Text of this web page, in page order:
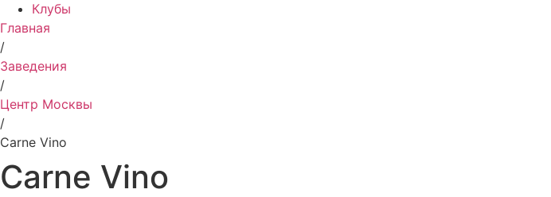
Клубы
Главная
/
Заведения
/
Центр Москвы
/
Carne Vino
Carne Vino